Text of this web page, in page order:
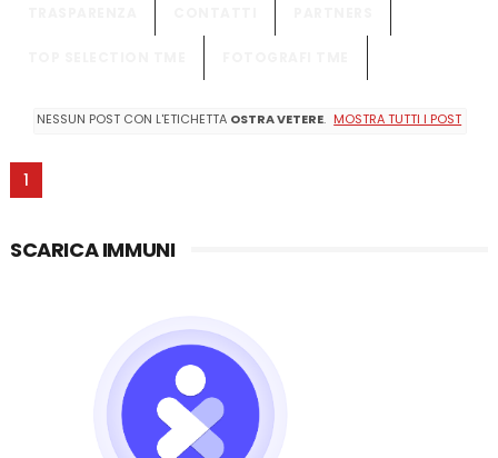
NESSUN POST CON L'ETICHETTA OSTRA VETERE. MOSTRA TUTTI I POST
1
SCARICA IMMUNI